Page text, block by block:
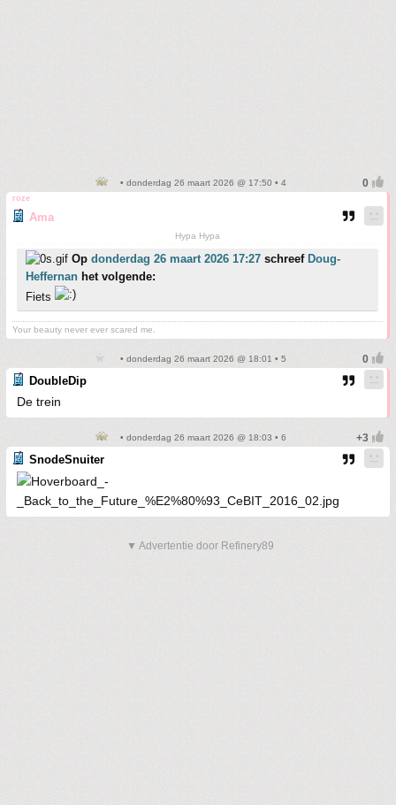
• donderdag 26 maart 2026 @ 17:50 • 4
roze
Ama
Hypa Hypa
Op donderdag 26 maart 2026 17:27 schreef Doug-
Heffernan het volgende:
Fiets
Your beauty never ever scared me.
• donderdag 26 maart 2026 @ 18:01 • 5
DoubleDip
De trein
• donderdag 26 maart 2026 @ 18:03 • 6
SnodeSnuiter
▼ Advertentie door Refinery89